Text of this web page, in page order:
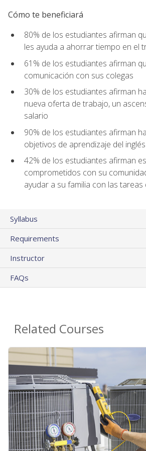
Cómo te beneficiará
80% de los estudiantes afirman
les ayuda a ahorrar tiempo en el
61% de los estudiantes afirman
comunicación con sus colegas
30% de los estudiantes afirman
nueva oferta de trabajo, un
salario
90% de los estudiantes afirman
objetivos de aprendizaje del
42% de los estudiantes afirman
comprometidos con su
ayudar a su familia con las tareas
Syllabus
Requirements
Instructor
FAQs
Related Courses